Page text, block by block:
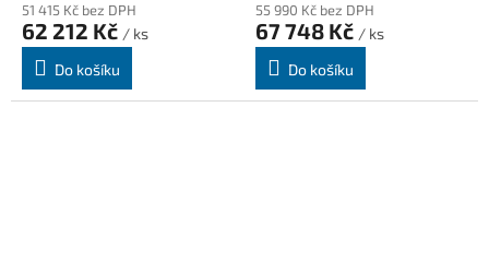
51 415 Kč bez DPH
62 212 Kč / ks
Do košíku
55 990 Kč bez DPH
67 748 Kč / ks
Do košíku